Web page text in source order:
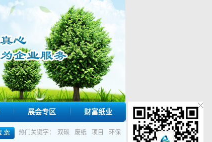
展会专区 财富纸业
热门关键字： 双碳 废纸 项目 环保